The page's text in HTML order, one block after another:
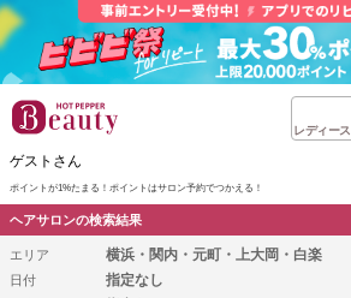
レディース
ゲストさん
ポイントが1%たまる！ ポイントはサロン予約でつかえる！
ヘアサロンの検索結果
エリア 横浜・関内・元町・上大岡・白楽
日付 指定なし